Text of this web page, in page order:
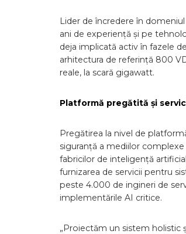
Lider de încredere în
ani de experiență și pe
deja implicată activ în fazele
arhitectura de referință 800
reale, la scară gigawatt.
Platformă pregătită și
Pregătirea la nivel de
siguranță a mediilor
fabricilor de inteligență
furnizarea de servicii pentru
peste 4.000 de ingineri de
implementările AI critice.
„Proiectăm un sistem holistic